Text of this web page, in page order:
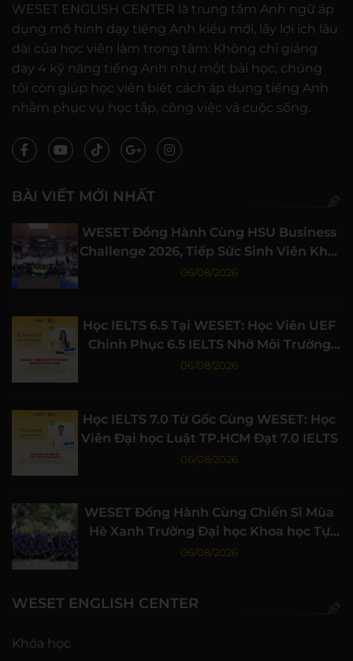
WESET ENGLISH CENTER là trung tâm Anh ngữ áp
dụng mô hình dạy tiếng Anh kiểu mới, lấy lợi ích lâu
dài của học viên làm trọng tâm: Không chỉ giảng
dạy 4 kỹ năng tiếng Anh như một bài học, chúng
tôi còn giúp học viên biết cách áp dụng tiếng Anh
nhằm phục vụ học tập, công việc và cuộc sống.
BÀI VIẾT MỚI NHẤT
WESET Đồng Hành Cùng HSU Business
Challenge 2026, Tiếp Sức Sinh Viên Khởi
Nghiệp
06/08/2026
Học IELTS 6.5 Tại WESET: Học Viên UEF
Chinh Phục 6.5 IELTS Nhờ Môi Trường
Học Tập Chất Lượng
06/08/2026
Học IELTS 7.0 Từ Gốc Cùng WESET: Học
Viên Đại học Luật TP.HCM Đạt 7.0 IELTS
06/08/2026
WESET Đồng Hành Cùng Chiến Sĩ Mùa
Hè Xanh Trường Đại học Khoa học Tự
nhiên, ĐHQG-HCM
06/08/2026
WESET ENGLISH CENTER
Khóa học